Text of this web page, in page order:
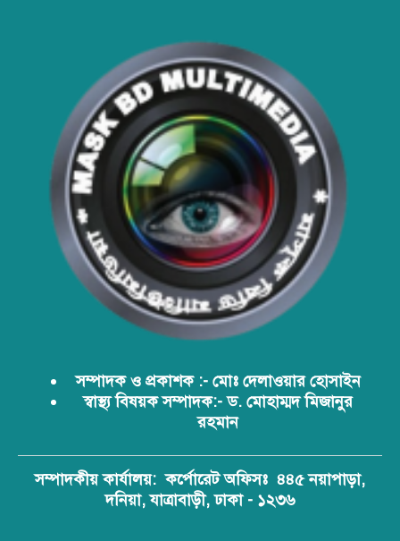
ডিএনসির অভিযানে দেশের ইতিহাসে
সর্ববৃহৎ শিশার চালান জব্দ
সম্পাদক ও প্রকাশক :- মোঃ দেলাওয়ার হোসাইন
স্বাস্থ্য বিষয়ক সম্পাদক:- ড. মোহাম্মদ মিজানুর
রহমান
সম্পাদকীয় কার্যালয়: কর্পোরেট অফিসঃ ৪৪৫ নয়াপাড়া,
দনিয়া, যাত্রাবাড়ী, ঢাকা - ১২৩৬